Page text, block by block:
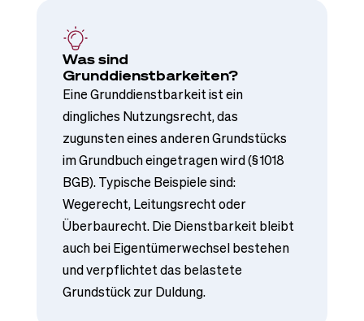
Was sind
Grunddienstbarkeiten?
Eine Grunddienstbarkeit ist ein
dingliches Nutzungsrecht, das
zugunsten eines anderen Grundstücks
im Grundbuch eingetragen wird (§ 1018
BGB). Typische Beispiele sind:
Wegerecht, Leitungsrecht oder
Überbaurecht. Die Dienstbarkeit bleibt
auch bei Eigentümerwechsel bestehen
und verpflichtet das belastete
Grundstück zur Duldung.